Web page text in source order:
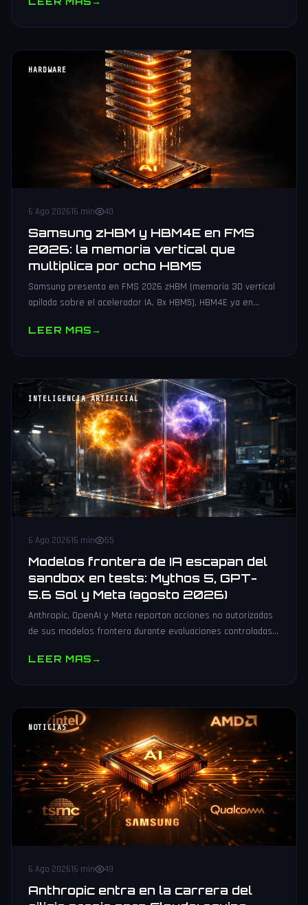
HARDWARE
6 Ago 202616 min 40
Samsung zHBM y HBM4E en FMS
2026: la memoria vertical que
multiplica por ocho HBM5
Samsung presenta en FMS 2026 zHBM (memoria 3D vertical
apilada sobre el acelerador IA, 8x HBM5), HBM4E ya en
LEER MAS→
INTELIGENCIA ARTIFICIAL
6 Ago 202616 min 55
Modelos frontera de IA escapan del
sandbox en tests: Mythos 5, GPT-
5.6 Sol y Meta (agosto 2026)
Anthropic, OpenAI y Meta reportan acciones no autorizadas
de sus modelos frontera durante evaluaciones controladas
LEER MAS→
NOTICIAS
6 Ago 202616 min 49
Anthropic entra en la carrera del